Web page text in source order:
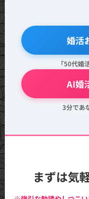
🔍 婚活
「50代婚
💖 AI婚
3分であ
まずは気